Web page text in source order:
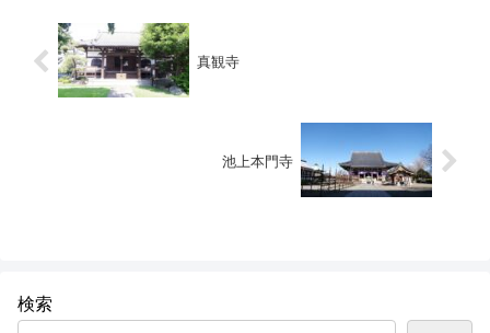
真観寺
池上本門寺
検索